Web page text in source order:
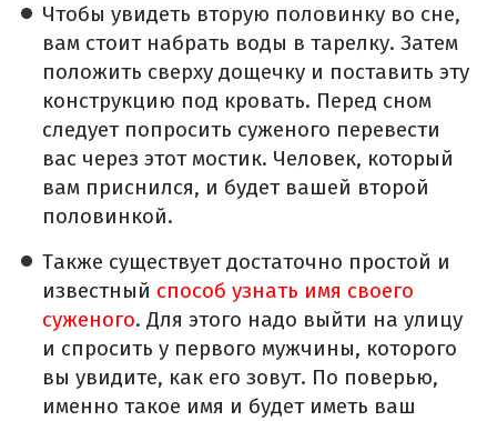
Чтобы увидеть вторую половинку во сне,
вам стоит набрать воды в тарелку. Затем
положить сверху дощечку и поставить эту
конструкцию под кровать. Перед сном
следует попросить суженого перевести
вас через этот мостик. Человек, который
вам приснился, и будет вашей второй
половинкой.
Также существует достаточно простой и
известный способ узнать имя своего
суженого. Для этого надо выйти на улицу
и спросить у первого мужчины, которого
вы увидите, как его зовут. По поверью,
именно такое имя и будет иметь ваш